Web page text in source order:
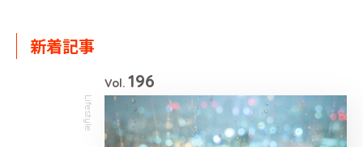
新着記事
Lifestyle
Vol. 196